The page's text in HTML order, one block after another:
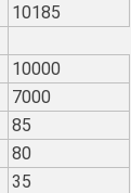
10185
10000
7000
85
80
35